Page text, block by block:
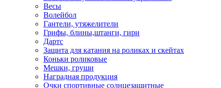
Весы
Волейбол
Гантели, утяжелители
Грифы, блины,штанги, гири
Дартс
Защита для катания на роликах и скейтах
Коньки роликовые
Мешки, груши
Наградная продукция
Очки спортивные солнцезащитные